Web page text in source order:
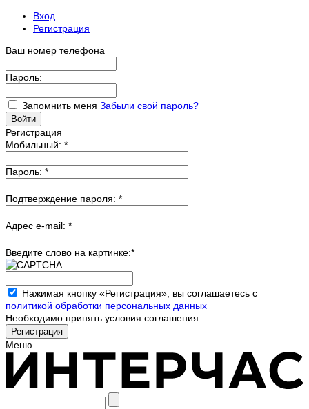
Вход
Регистрация
Ваш номер телефона
Пароль:
Запомнить меня Забыли свой пароль?
Регистрация
Мобильный: *
Пароль: *
Подтверждение пароля: *
Адрес e-mail: *
Введите слово на картинке:*
Нажимая кнопку «Регистрация», вы соглашаетесь с
политикой обработки персональных данных
Необходимо принять условия соглашения
Меню